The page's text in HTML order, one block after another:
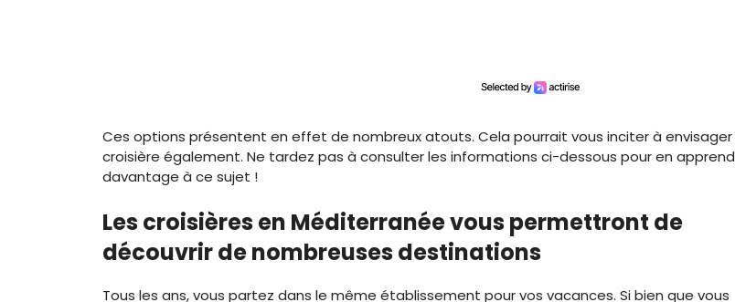
Ces options présentent en effet de nombreux atouts. Cela pourrait vous inciter à envisager
croisière également. Ne tardez pas à consulter les informations ci-dessous pour en
davantage à ce sujet !
Les croisières en Méditerranée vous permettront de
découvrir de nombreuses destinations
Tous les ans, vous partez dans le même établissement pour vos vacances. Si bien que vous